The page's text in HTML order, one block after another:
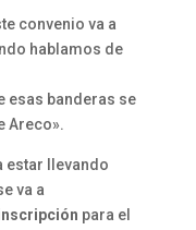
convenio va a
hablamos de
esas banderas se
Areco».
estar llevando
va a
para el